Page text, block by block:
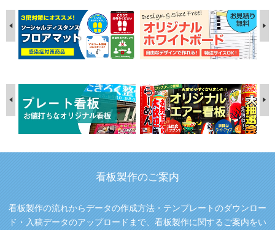
看板製作のご案内
看板製作の流れからデータの作成方法・テンプレートのダウンロー
ド・入稿データのアップロードまで、看板製作に関するご案内をい